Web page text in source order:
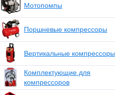
Мотопомпы
Поршневые компрессоры
Вертикальные компрессоры
Комплектующие для
компрессоров